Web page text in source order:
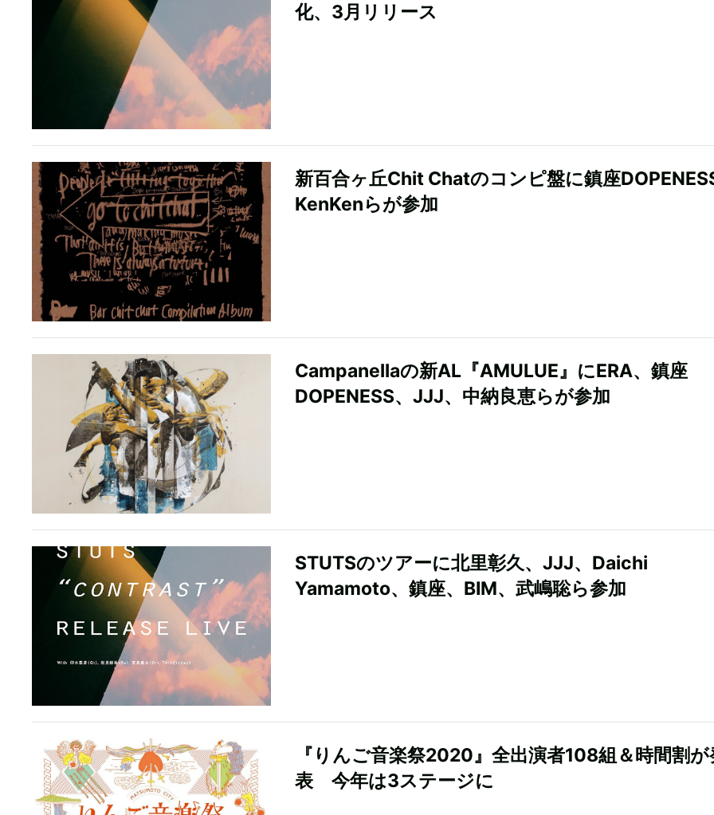
化、3月リリース
新百合ヶ丘Chit Chatのコンピ盤に鎮座
KenKenらが参加
Campanellaの新AL『AMULUE』にERA、鎮座
DOPENESS、JJJ、中納良恵らが参加
STUTSのツアーに北里彰久、JJJ、Daichi
Yamamoto、鎮座、BIM、武嶋聡ら参加
『りんご音楽祭2020』全出演者108組＆時間割が
表 今年は3ステージに